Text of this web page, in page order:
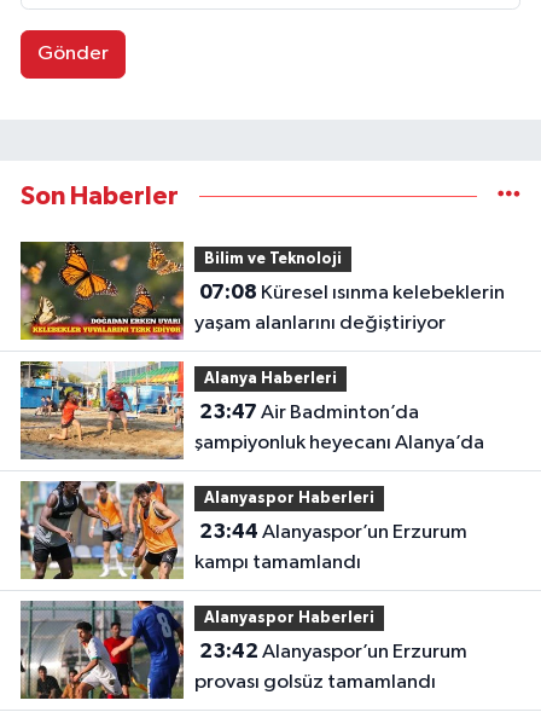
Gönder
Son Haberler
Bilim ve Teknoloji
07:08
yaşam alanlarını değiştiriyor
Alanya Haberleri
23:47
şampiyonluk heyecanı Alanya’da
Alanyaspor Haberleri
23:44
kampı tamamlandı
Alanyaspor Haberleri
23:42
provası golsüz tamamlandı